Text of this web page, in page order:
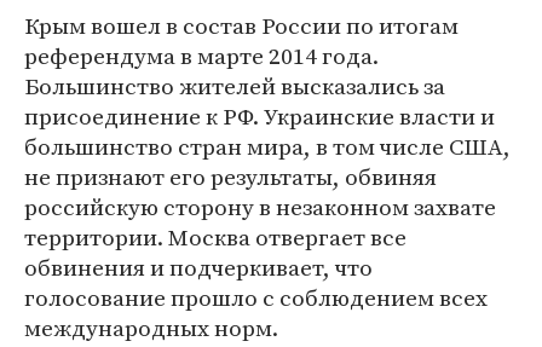
Крым вошел в состав России по итогам
референдума в марте 2014 года.
Большинство жителей высказались за
присоединение к РФ. Украинские власти и
большинство стран мира, в том числе США,
не признают его результаты, обвиняя
российскую сторону в незаконном захвате
территории. Москва отвергает все
обвинения и подчеркивает, что
голосование прошло с соблюдением всех
международных норм.